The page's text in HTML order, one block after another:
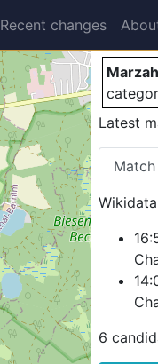
Recent changes
Latest
6